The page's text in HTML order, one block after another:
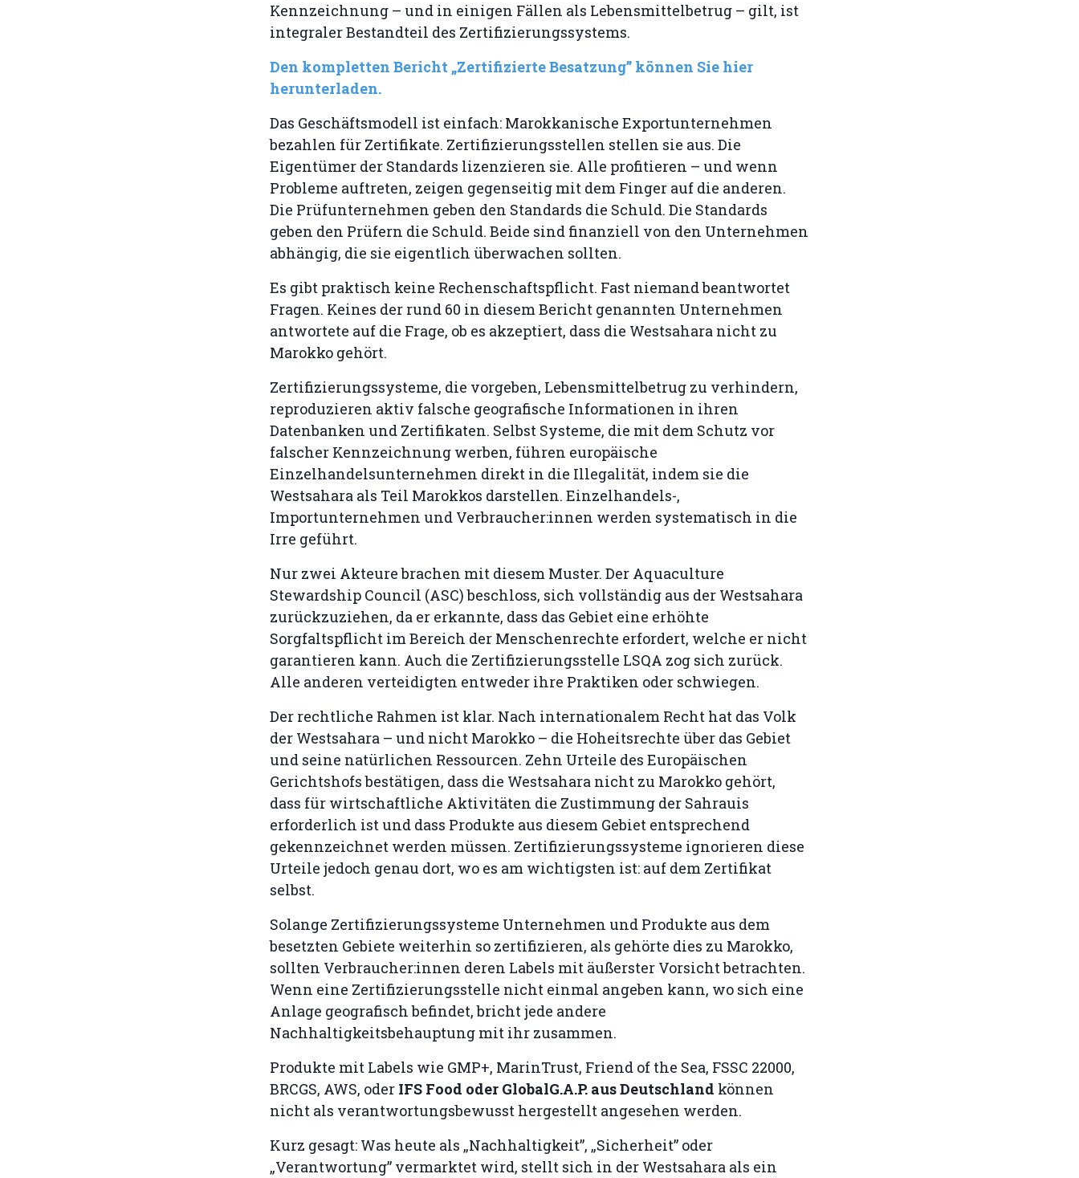
Kennzeichnung – und in einigen Fällen als Lebensmittelbetrug – gilt, ist
integraler Bestandteil des Zertifizierungssystems.
Den kompletten Bericht „Zertifizierte Besatzung” können Sie hier
herunterladen.
Das Geschäftsmodell ist einfach: Marokkanische Exportunternehmen
bezahlen für Zertifikate. Zertifizierungsstellen stellen sie aus. Die
Eigentümer der Standards lizenzieren sie. Alle profitieren – und wenn
Probleme auftreten, zeigen gegenseitig mit dem Finger auf die anderen.
Die Prüfunternehmen geben den Standards die Schuld. Die Standards
geben den Prüfern die Schuld. Beide sind finanziell von den Unternehmen
abhängig, die sie eigentlich überwachen sollten.
Es gibt praktisch keine Rechenschaftspflicht. Fast niemand beantwortet
Fragen. Keines der rund 60 in diesem Bericht genannten Unternehmen
antwortete auf die Frage, ob es akzeptiert, dass die Westsahara nicht zu
Marokko gehört.
Zertifizierungssysteme, die vorgeben, Lebensmittelbetrug zu verhindern,
reproduzieren aktiv falsche geografische Informationen in ihren
Datenbanken und Zertifikaten. Selbst Systeme, die mit dem Schutz vor
falscher Kennzeichnung werben, führen europäische
Einzelhandelsunternehmen direkt in die Illegalität, indem sie die
Westsahara als Teil Marokkos darstellen. Einzelhandels-,
Importunternehmen und Verbraucher:innen werden systematisch in die
Irre geführt.
Nur zwei Akteure brachen mit diesem Muster. Der Aquaculture
Stewardship Council (ASC) beschloss, sich vollständig aus der Westsahara
zurückzuziehen, da er erkannte, dass das Gebiet eine erhöhte
Sorgfaltspflicht im Bereich der Menschenrechte erfordert, welche er nicht
garantieren kann. Auch die Zertifizierungsstelle LSQA zog sich zurück.
Alle anderen verteidigten entweder ihre Praktiken oder schwiegen.
Der rechtliche Rahmen ist klar. Nach internationalem Recht hat das Volk
der Westsahara – und nicht Marokko – die Hoheitsrechte über das Gebiet
und seine natürlichen Ressourcen. Zehn Urteile des Europäischen
Gerichtshofs bestätigen, dass die Westsahara nicht zu Marokko gehört,
dass für wirtschaftliche Aktivitäten die Zustimmung der Sahrauis
erforderlich ist und dass Produkte aus diesem Gebiet entsprechend
gekennzeichnet werden müssen. Zertifizierungssysteme ignorieren diese
Urteile jedoch genau dort, wo es am wichtigsten ist: auf dem Zertifikat
selbst.
Solange Zertifizierungssysteme Unternehmen und Produkte aus dem
besetzten Gebiete weiterhin so zertifizieren, als gehörte dies zu Marokko,
sollten Verbraucher:innen deren Labels mit äußerster Vorsicht betrachten.
Wenn eine Zertifizierungsstelle nicht einmal angeben kann, wo sich eine
Anlage geografisch befindet, bricht jede andere
Nachhaltigkeitsbehauptung mit ihr zusammen.
Produkte mit Labels wie GMP+, MarinTrust, Friend of the Sea, FSSC 22000,
BRCGS, AWS, oder IFS Food oder GlobalG.A.P. aus Deutschland können
nicht als verantwortungsbewusst hergestellt angesehen werden.
Kurz gesagt: Was heute als „Nachhaltigkeit”, „Sicherheit” oder
„Verantwortung” vermarktet wird, stellt sich in der Westsahara als ein